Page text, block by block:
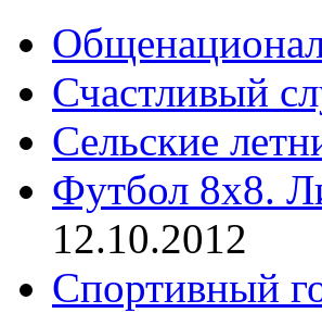
Счастливый
Сельские
Футбол 8х8.
12.10.2012
Спортивный